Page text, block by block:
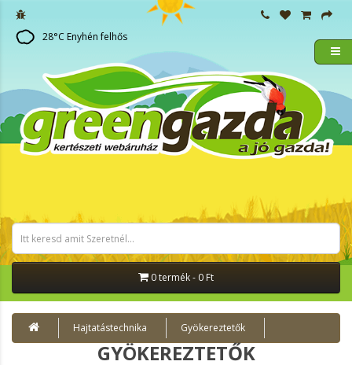
28°C Enyhén felhős
0 termék - 0 Ft
Hajtatástechnika Gyökereztetők
GYÖKEREZTETŐK